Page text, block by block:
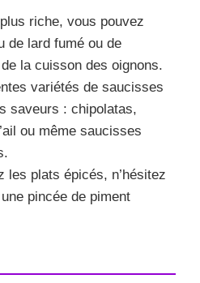
riche, vous pouvez
de lard fumé ou de
la cuisson des oignons.
variétés de saucisses
saveurs : chipolatas,
ou même saucisses
les plats épicés, n’hésitez
pincée de piment